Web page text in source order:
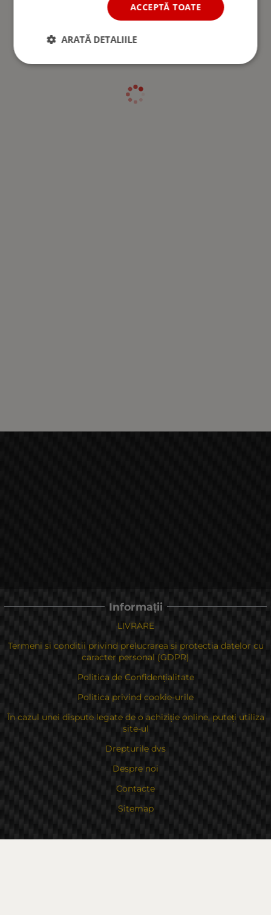
Informații
LIVRARE
Termeni si conditii privind prelucrarea si protectia datelor cu
caracter personal (GDPR)
Politica de Confidențialitate
Politica privind cookie-urile
În cazul unei dispute legate de o achiziție online, puteți utiliza
site-ul
Drepturile dvs
Despre noi
Contacte
Sitemap
ACCEPTĂ TOATE
ARATĂ DETALIILE